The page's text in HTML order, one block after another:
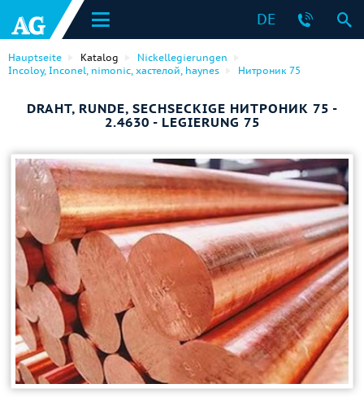
DE
Hauptseite Katalog
Nickellegierungen
Incoloy, Inconel, nimonic, хастелой, haynes
Нитроник 75
DRAHT, RUNDE, SECHSECKIGE НИТРОНИК 75 -
2.4630 - LEGIERUNG 75